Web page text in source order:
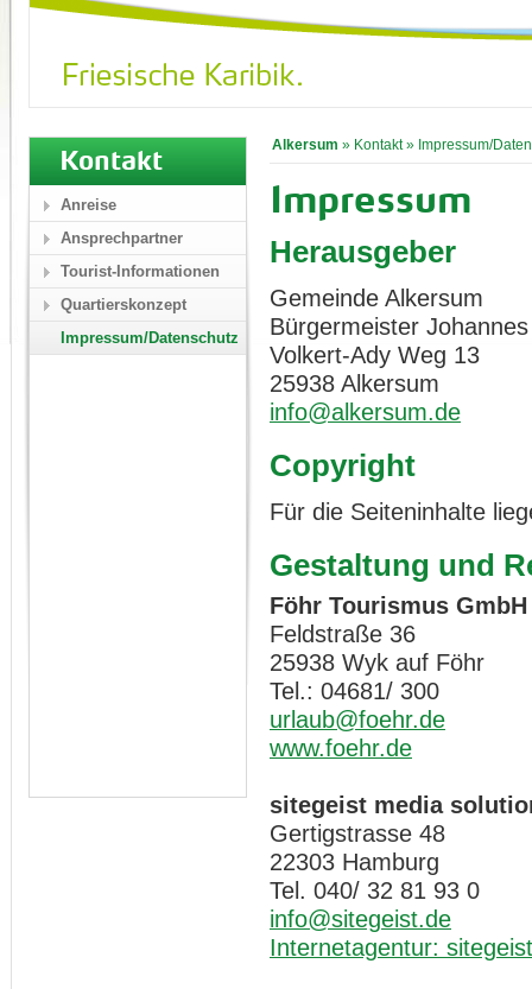
Alkersum » Kontakt» Impressum/
Impressum
Herausgeber
Gemeinde Alkersum
Bürgermeister
Volkert-Ady Weg 13
25938 Alkersum
info@alkersum.de
Copyright
Für die Seiteninhalte
Gestaltung und
Föhr Tourismus GmbH
Feldstraße 36
25938 Wyk auf Föhr
Tel.: 04681/ 300
urlaub@foehr.de
www.foehr.de
sitegeist media
Gertigstrasse 48
22303 Hamburg
Tel. 040/ 32 81 93 0
info@sitegeist.de
Internetagentur: sitegeist
Kontakt
Anreise
Ansprechpartner
Tourist-Informationen
Quartierskonzept
Impressum/Datenschutz